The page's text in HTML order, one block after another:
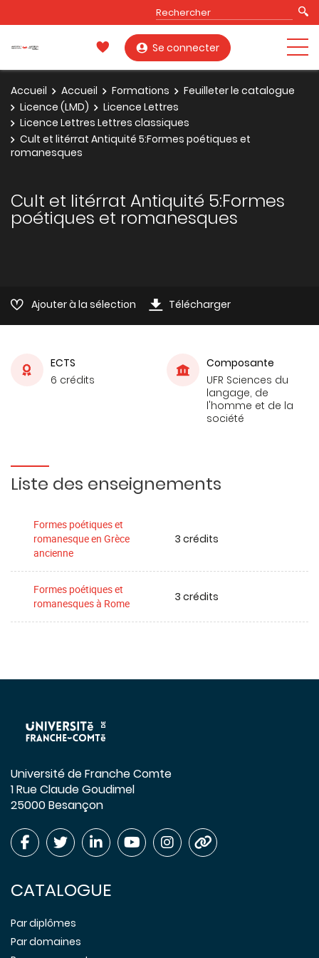
Se connecter
Accueil Accueil Formations
Feuilleter le catalogue
Licence (LMD)
Licence Lettres
Licence Lettres Lettres classiques
Cult et litérrat Antiquité 5:Formes poétiques et
romanesques
Cult et litérrat Antiquité 5:Formes
poétiques et romanesques
Ajouter à la sélection Télécharger
ECTS
6 crédits
Composante
UFR Sciences du
langage, de
l'homme et de la
société
Liste des enseignements
Formes poétiques et
romanesque en Grèce
ancienne
3 crédits
Formes poétiques et
romanesques à Rome
3 crédits
Université de Franche Comte
1 Rue Claude Goudimel
25000 Besançon
CATALOGUE
Par diplômes
Par domaines